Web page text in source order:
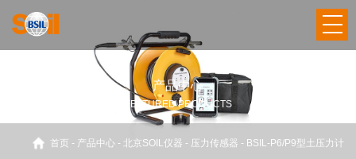
产品中心
FEATURED PRODUCTS
首页 - 产品中心 - 北京SOIL仪器 - 压力传感器 - BSIL-P6/P9型土压力计